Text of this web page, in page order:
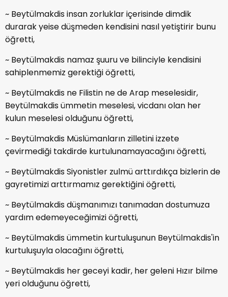
~ Beytülmakdis insan zorluklar içerisinde dimdik
durarak yeise düşmeden kendisini nasıl yetiştirir bunu
öğretti,
~ Beytülmakdis namaz şuuru ve bilinciyle kendisini
sahiplenmemiz gerektiği öğretti,
~ Beytülmakdis ne Filistin ne de Arap meselesidir,
Beytülmakdis ümmetin meselesi, vicdanı olan her
kulun meselesi olduğunu öğretti,
~ Beytülmakdis Müslümanların zilletini izzete
çevirmediği takdirde kurtulunamayacağını öğretti,
~ Beytülmakdis Siyonistler zulmü arttırdıkça bizlerin de
gayretimizi arttırmamız gerektiğini öğretti,
~ Beytülmakdis düşmanımızı tanımadan dostumuza
yardım edemeyeceğimizi öğretti,
~ Beytülmakdis ümmetin kurtuluşunun Beytülmakdis'in
kurtuluşuyla olacağını öğretti,
~ Beytülmakdis her geceyi kadir, her geleni Hızır bilme
yeri olduğunu öğretti,